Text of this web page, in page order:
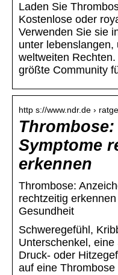
Laden Sie
Kostenlose oder
Verwenden Sie sie
unter lebenslangen,
weltweiten
größte Community
http s://www.ndr.de ›
Symptome
erkennen
Thrombose:
rechtzeitig
Gesundheit
Schweregefühl,
Unterschenkel,
Druck- oder
auf eine Thrombose